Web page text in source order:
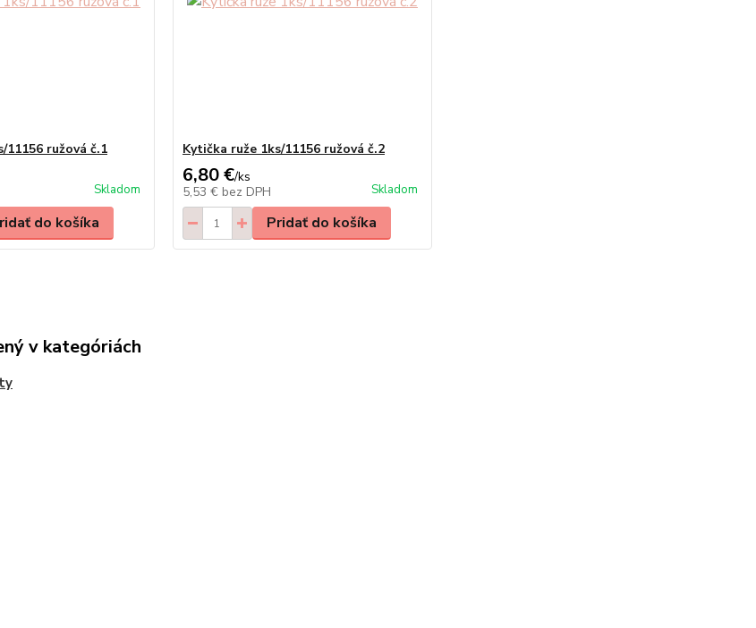
11156 ružová č.1
Skladom
do košíka
Kytička ruže 1ks/11156 ružová č.2
6,80 €/ks
5,53 € bez DPH Skladom
Pridať do košíka
v kategóriách